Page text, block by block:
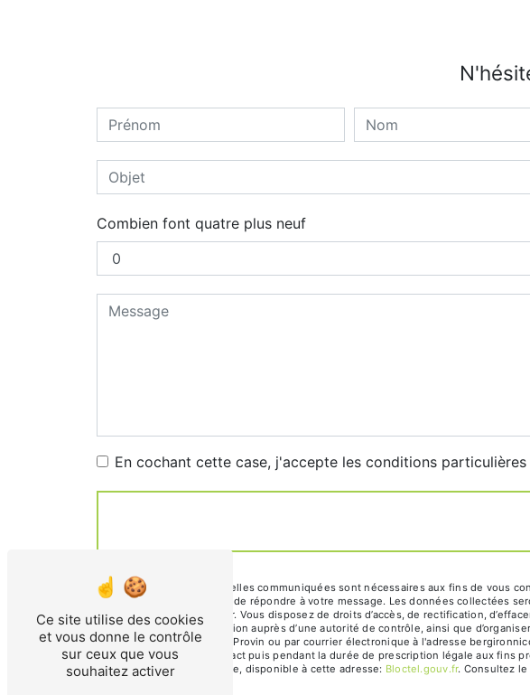
Combien font quatre plus neuf
En cochant cette case, j'accepte les conditions
** Les données personnelles communiquées sont nécessaires aux fins de vous
traitants dans le seul but de répondre à votre message. Les données collectées
bergironnicolas@yahoo.fr. Vous disposez de droits d’accès, de rectification,
d’introduire une réclamation auprès d’une autorité de contrôle, ainsi que
Président Allende 59185 Provin ou par courrier électronique à l'adresse
période de prise de contact puis pendant la durée de prescription légale aux fins
démarchage téléphonique, disponible à cette adresse: Bloctel.gouv.fr. Consultez
Ce site utilise des cookies
et vous donne le contrôle
sur ceux que vous
souhaitez activer